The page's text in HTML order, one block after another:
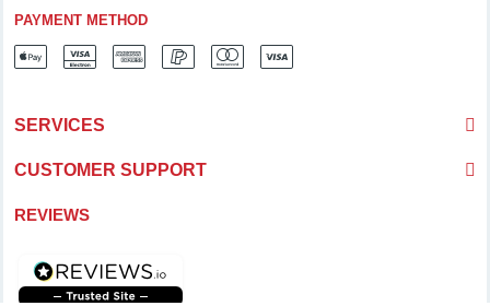
PAYMENT METHOD
SERVICES
CUSTOMER SUPPORT
REVIEWS